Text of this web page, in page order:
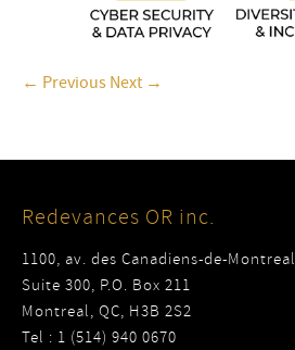
← Previous Next →
Redevances OR inc.
1100, av. des Canadiens-de-Montreal
Suite 300, P.O. Box 211
Montreal, QC, H3B 2S2
Tel : 1 (514) 940 0670